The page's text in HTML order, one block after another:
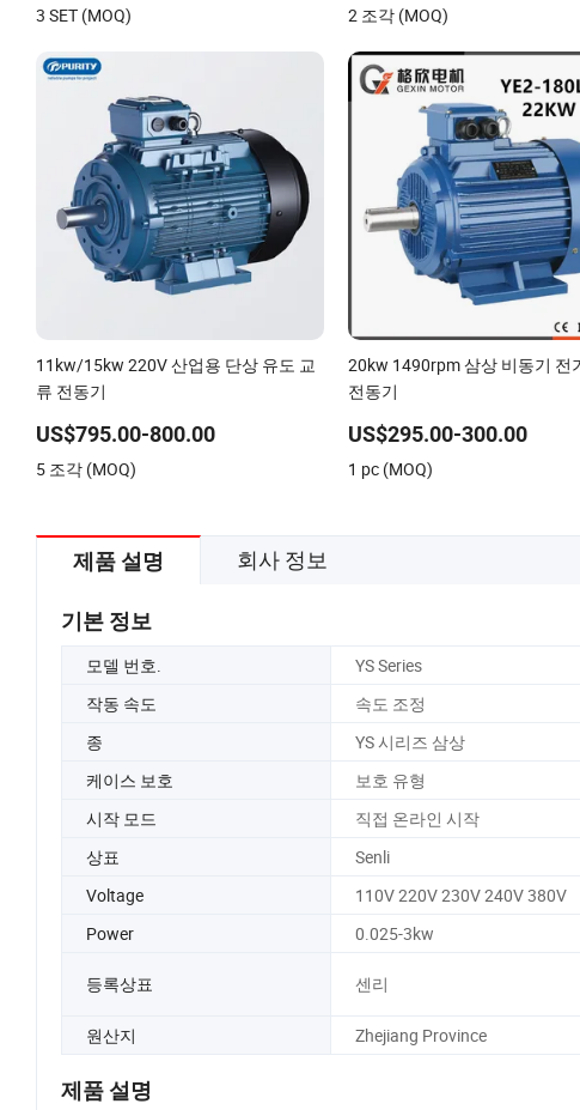
3 SET (MOQ) 2 조각 (MOQ)
11kw/15kw 220V 산업용 단상 유도 교
류 전동기
US$795.00-800.00
5 조각 (MOQ)
20kw 1490rpm 삼상 비동기 전
전동기
US$295.00-300.00
1 pc (MOQ)
제품 설명 회사 정보
기본 정보
모델 번호. YS Series
작동 속도
속도 조정
종
YS 시리즈 삼상
케이스 보호
보호 유형
시작 모드
직접 온라인 시작
상표
Senli
Voltage
110V 220V 230V 240V 380V
Power
0.025-3kw
등록상표 센리
원산지
Zhejiang Province
제품 설명